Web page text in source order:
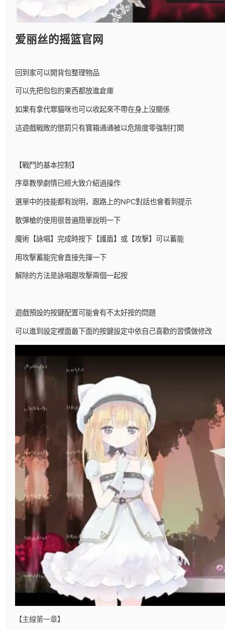
爱丽丝的摇篮官网
回到家可以開背包整理物品
可以先把包包的東西都放進倉庫
如果有拿代罪貓咪也可以收起來不帶在身上沒關係
這遊戲戰敗的懲罰只有寶箱通通被以危險度零強制打開
【戰鬥的基本控制】
序章教學劇情已經大致介紹過操作
選單中的技能都有說明，跟路上的NPC對話也會看到提示
散彈槍的使用很普遍簡單說明一下
魔術【詠唱】完成時按下【護盾】或【攻擊】可以蓄能
用攻擊蓄能完會直接先揮一下
解除的方法是詠唱跟攻擊兩個一起按
遊戲預設的按鍵配置可能會有不太好按的問題
可以進到設定裡面最下面的按鍵設定中依自己喜歡的習慣做修改
【主線第一章】